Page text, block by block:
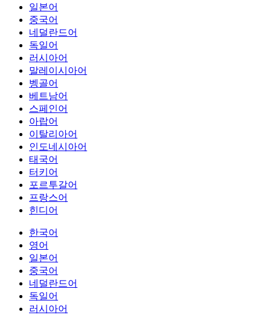
일본어
중국어
네덜란드어
독일어
러시아어
말레이시아어
벵골어
베트남어
스페인어
아랍어
이탈리아어
인도네시아어
태국어
터키어
포르투갈어
프랑스어
힌디어
한국어
영어
일본어
중국어
네덜란드어
독일어
러시아어